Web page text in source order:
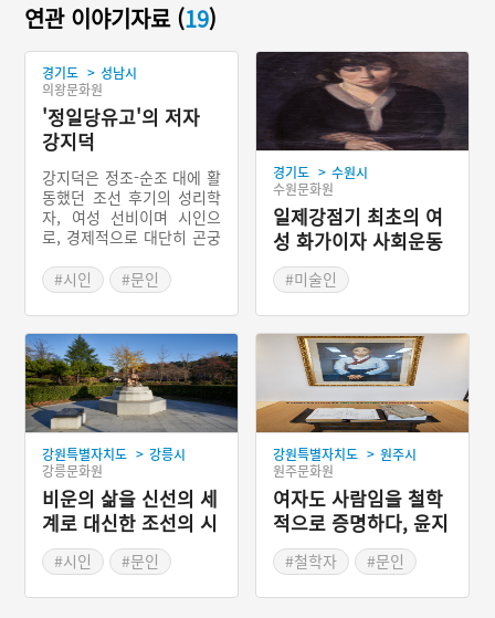
연관 이야기자료 (19)
경기도 > 성남시
의왕문화원
'정일당유고'의 저자
강지덕
강지덕은 정조-순조 대에 활
동했던 조선 후기의 성리학
자, 여성 선비이며 시인으
로, 경제적으로 대단히 곤궁
으나 모두 1년이 되기 전에
사망하는 불행을 겪으면서
도 유교 경전을 읽으며 연구
하고 홀로 암송하며 자기 수
양에 힘썼다. 글쓰기를 좋아
해 꾸준히 적어둔 글을 그녀
의 사후 남편 윤광연이 간행
해 사임당과 윤지당의 재능
을 겸비했다는 평을 듣게 되
었다.
#시인
#문인
#경기도의 문화예술인
경기도 > 수원시
수원문화원
일제강점기 최초의 여
성 화가이자 사회운동
가, 나혜석
#미술인
#경기도의 문화예술인
강원특별자치도 > 강릉시
강릉문화원
비운의 삶을 신선의 세
계로 대신한 조선의 시
인, 난설헌
#시인
#문인
강원특별자치도 > 원주시
원주문화원
여자도 사람임을 철학
적으로 증명하다, 윤지
당#철학자
#문인